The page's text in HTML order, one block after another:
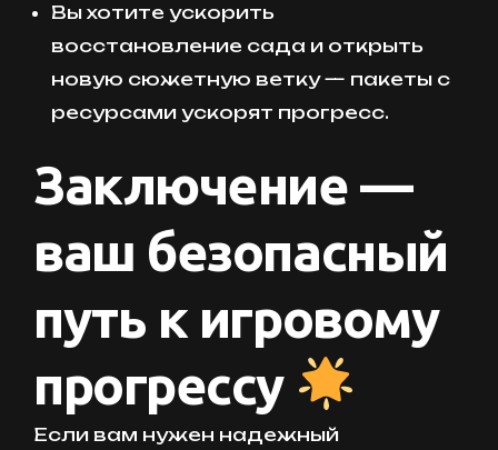
Вы хотите ускорить
восстановление сада и открыть
новую сюжетную ветку — пакеты с
ресурсами ускорят прогресс.
Заключение —
ваш безопасный
путь к игровому
прогрессу
Если вам нужен надежный